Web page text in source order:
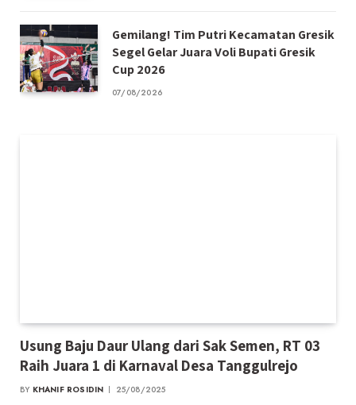
Gemilang! Tim Putri Kecamatan Gresik
Segel Gelar Juara Voli Bupati Gresik
Cup 2026
07/08/2026
Usung Baju Daur Ulang dari Sak Semen, RT 03
Raih Juara 1 di Karnaval Desa Tanggulrejo
BY KHANIF ROSIDIN 25/08/2025